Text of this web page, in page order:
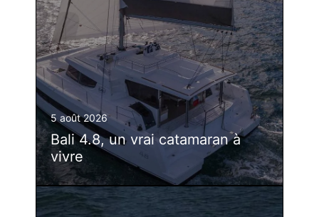
5 août 2026
Bali 4.8, un vrai catamaran à
vivre